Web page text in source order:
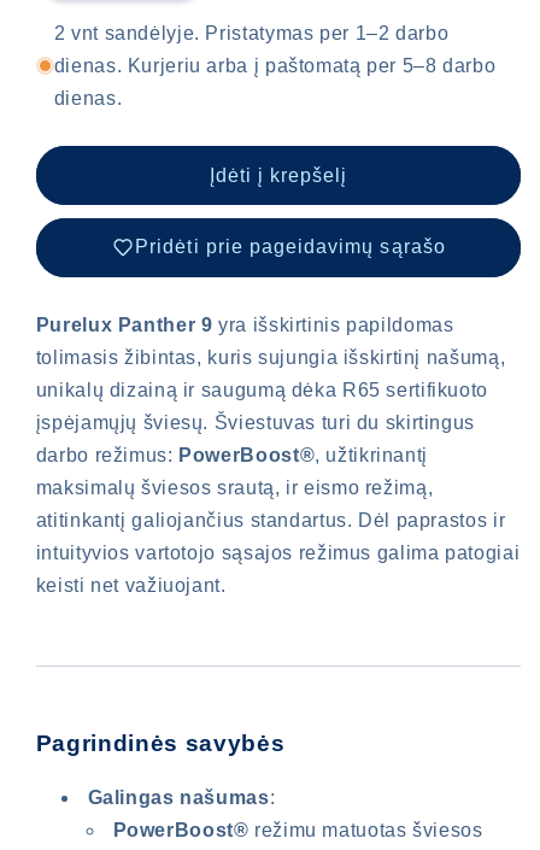
Purelux
Panther
9
-
Vilkuriga
/
210W
25
kiekį
Purelux
Panther
9
/
210W
25
kiekį
2 vnt sandėlyje. Pristatymas per 1–2 darbo
dienas. Kurjeriu arba į paštomatą per 5–8 darbo
dienas.
Įdėti į krepšelį
Pridėti prie pageidavimų sąrašo
Purelux Panther 9 yra išskirtinis papildomas
tolimasis žibintas, kuris sujungia išskirtinį našumą,
unikalų dizainą ir saugumą dėka R65 sertifikuoto
įspėjamųjų šviesų. Šviestuvas turi du skirtingus
darbo režimus: PowerBoost®, užtikrinantį
maksimalų šviesos srautą, ir eismo režimą,
atitinkantį galiojančius standartus. Dėl paprastos ir
intuityvios vartotojo sąsajos režimus galima patogiai
keisti net važiuojant.
Pagrindinės savybės
Galingas našumas:
PowerBoost® režimu matuotas šviesos